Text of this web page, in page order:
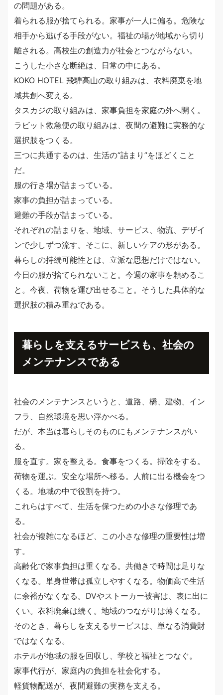
の問題がある。
着られる服が捨てられる。家事が一人に偏る。危険な
相手から逃げる手段がない。福祉の場が地域から切り
離される。高校生の創造力が社会とつながらない。
こうした小さな断絶は、日常の中にある。
KOKO HOTEL 飛騨高山の取り組みは、衣料廃棄を地
域共創へ変える。
タスカジの取り組みは、家事負担を家庭の外へ開く。
ラビット救急便の取り組みは、夜間の避難に実務的な
選択肢をつくる。
三つに共通するのは、生活の“詰まり”をほどくこと
だ。
服の行き場が詰まっている。
家事の負担が詰まっている。
避難の手段が詰まっている。
それぞれの詰まりを、地域、サービス、物流、デザイ
ンで少しずつ流す。そこに、新しいケアの形がある。
暮らしの持続可能性とは、立派な思想だけではない。
今日の服が捨てられないこと。今週の家事を頼めるこ
と。今夜、荷物を運び出せること。そうした具体的な
選択肢の積み重ねである。
暮らしを支えるサービスも、社会の
メンテナンスである
社会のメンテナンスというと、道路、橋、建物、イン
フラ、自然環境を思い浮かべる。
だが、本当は暮らしそのものにもメンテナンスがい
る。
服を直す。家を整える。食事をつくる。掃除をする。
荷物を運ぶ。安全な場所へ移る。人前に出る機会をつ
くる。地域の中で役割を持つ。
これらはすべて、生活を保つための小さな修理であ
る。
社会が複雑になるほど、この小さな修理の重要性は増
す。
高齢化で家事負担は重くなる。共働きで時間は足りな
くなる。単身世帯は孤立しやすくなる。物価高で生活
に余裕がなくなる。DVやストーカー被害は、表に出に
くい。衣料廃棄は続く。地域のつながりは薄くなる。
そのとき、暮らしを支えるサービスは、単なる消費財
ではなくなる。
ホテルが地域の服を回収し、学校と福祉とつなぐ。
家事代行が、家庭内の負担を社会化する。
軽貨物配送が、夜間避難の実務を支える。